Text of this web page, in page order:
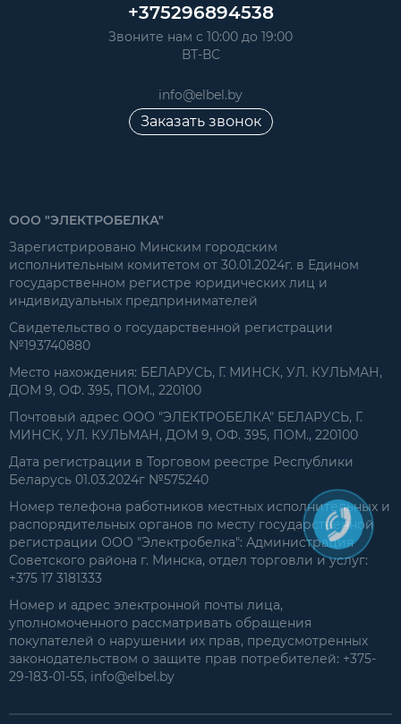
+375296894538
Звоните нам с 10:00 до 19:00
ВТ-ВС
info@elbel.by
Заказать звонок
ООО "ЭЛЕКТРОБЕЛКА"
Зарегистрировано Минским городским
исполнительным комитетом от 30.01.2024г. в Едином
государственном регистре юридических лиц и
индивидуальных предпринимателей
Свидетельство о государственной регистрации
№193740880
Место нахождения: БЕЛАРУСЬ, Г. МИНСК, УЛ. КУЛЬМАН,
ДОМ 9, ОФ. 395, ПОМ., 220100
Почтовый адрес ООО "ЭЛЕКТРОБЕЛКА" БЕЛАРУСЬ, Г.
МИНСК, УЛ. КУЛЬМАН, ДОМ 9, ОФ. 395, ПОМ., 220100
Дата регистрации в Торговом реестре Республики
Беларусь 01.03.2024г №575240
Номер телефона работников местных исполнительных и
распорядительных органов по месту государственной
регистрации ООО "Электробелка": Администрация
Советского района г. Минска, отдел торговли и услуг:
+375 17 3181333
Номер и адрес электронной почты лица,
уполномоченного рассматривать обращения
покупателей о нарушении их прав, предусмотренных
законодательством о защите прав потребителей: +375-
29-183-01-55, info@elbel.by